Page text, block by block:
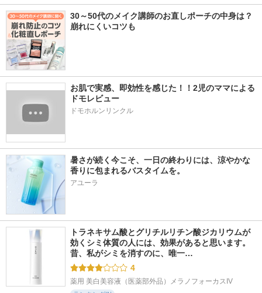
30～50代のメイク講師のお直しポーチの中身は？
崩れにくいコツも
お肌で実感、即効性を感じた！！2児のママによる
ドモレビュー
ドモホルンリンクル
暑さが続く今こそ、一日の終わりには、涼やかな
香りに包まれるバスタイムを。
アユーラ
トラネキサム酸とグリチルリチン酸ジカリウムが
効くシミ体質の人には、効果があると思います。
昔、私がシミを消すのに、唯一…
4
薬用 美白美容液（医薬部外品）メラノフォーカスIV